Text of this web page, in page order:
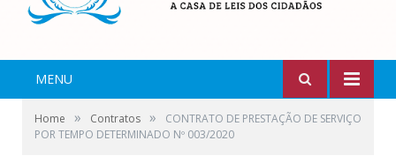
MENU
Home » Contratos »
CONTRATO DE PRESTAÇÃO DE SERVIÇO
POR TEMPO DETERMINADO Nº 003/2020